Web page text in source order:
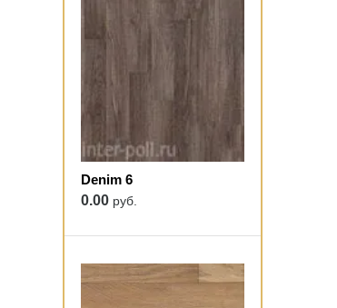
Denim 6
0.00 руб.